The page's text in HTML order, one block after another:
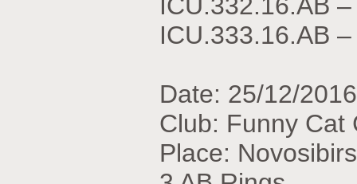
ICU.333.16.АВ
Date: 25/12/2016
Club: Funny Cat
Place: